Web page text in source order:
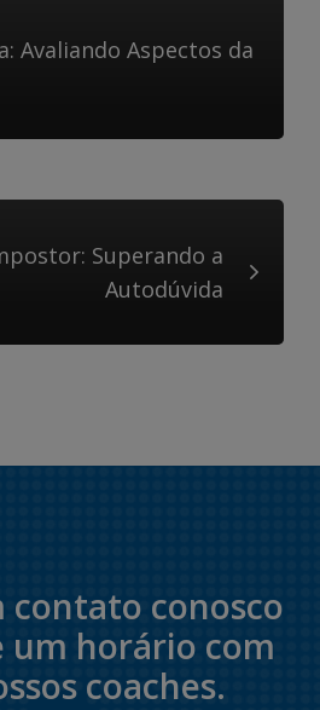
Avaliando Aspectos da
Superando a
Autodúvida
contato conosco
um horário com
coaches.